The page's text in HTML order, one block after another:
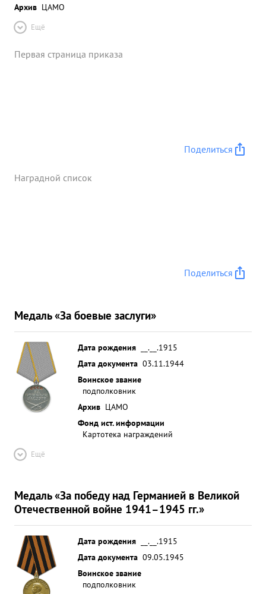
Архив ЦАМО
Ещё
Первая страница приказа
Поделиться
Наградной список
Поделиться
Медаль «За боевые заслуги»
Дата рождения
__.__.1915
Дата документа 03.11.1944
Воинское звание
подполковник
Архив ЦАМО
Фонд ист. информации
Картотека награждений
Ещё
Медаль «За победу над Германией в Великой
Отечественной войне 1941–1945 гг.»
Дата рождения
__.__.1915
Дата документа 09.05.1945
Воинское звание
подполковник